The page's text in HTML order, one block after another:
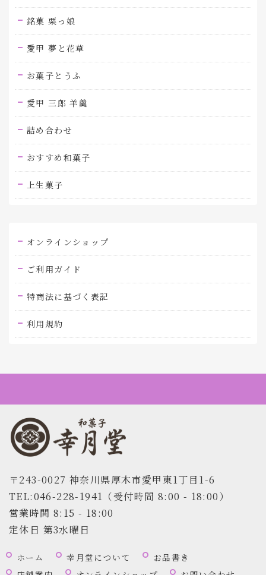
銘菓 栗っ娘
愛甲 夢と花草
お菓子とうふ
愛甲 三郎 羊羹
詰め合わせ
おすすめ和菓子
上生菓子
オンラインショップ
ご利用ガイド
特商法に基づく表記
利用規約
〒243-0027 神奈川県厚木市愛甲東1丁目1-6
TEL:046-228-1941（受付時間 8:00 - 18:00）
営業時間 8:15 - 18:00
定休日 第3水曜日
ホーム 幸月堂について
お品書き